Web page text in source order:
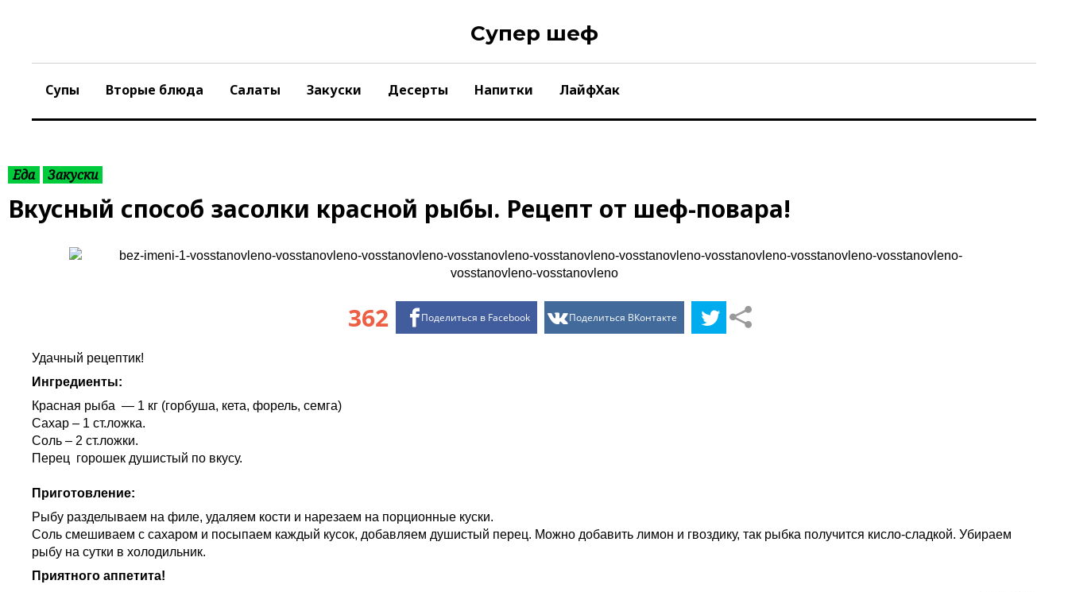
t
e
n
t
Супер шеф
Супы Вторые блюда Салаты Закуски Десерты Напитки ЛайфХак
Еда Закуски
Вкусный способ засолки красной рыбы. Рецепт от шеф-повара!
362 Поделиться в Facebook Поделиться ВКонтакте
Удачный рецептик!
Ингредиенты:
Красная рыба — 1 кг (горбуша, кета, форель, семга)
Сахар – 1 ст.ложка.
Соль – 2 ст.ложки.
Перец горошек душистый по вкусу.
Приготовление:
Рыбу разделываем на филе, удаляем кости и нарезаем на порционные куски.
Соль смешиваем с сахаром и посыпаем каждый кусок, добавляем душистый перец. Можно добавить лимон и гвоздику, так рыбка получится кисло-сладкой. Убираем
рыбу на сутки в холодильник.
Приятного аппетита!